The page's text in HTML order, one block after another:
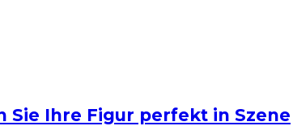
Sie Ihre Figur perfekt in Szene